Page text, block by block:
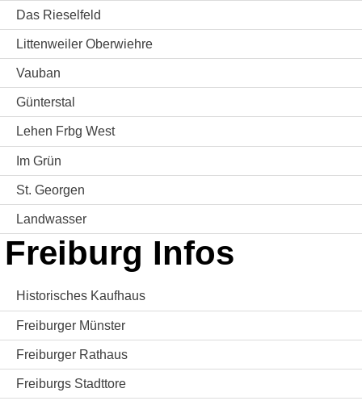
Das Rieselfeld
Littenweiler Oberwiehre
Vauban
Günterstal
Lehen Frbg West
Im Grün
St. Georgen
Landwasser
Freiburg Infos
Historisches Kaufhaus
Freiburger Münster
Freiburger Rathaus
Freiburgs Stadttore